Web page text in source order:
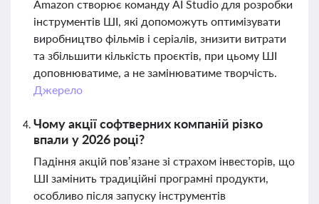
Amazon створює команду AI Studio для розробки
інструментів ШІ, які допоможуть оптимізувати
виробництво фільмів і серіалів, знизити витрати
та збільшити кількість проєктів, при цьому ШІ
доповнюватиме, а не замінюватиме творчість.
Джерело
Чому акції софтверних компаній різко
впали у 2026 році?
Падіння акцій пов’язане зі страхом інвесторів, що
ШІ замінить традиційні програмні продукти,
особливо після запуску інструментів